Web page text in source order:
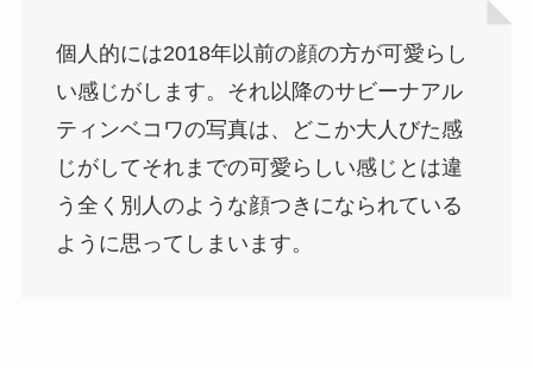
個人的には2018年以前の顔の方が可愛らし
い感じがします。それ以降のサビーナアル
ティンベコワの写真は、どこか大人びた感
じがしてそれまでの可愛らしい感じとは違
う全く別人のような顔つきになられている
ように思ってしまいます。